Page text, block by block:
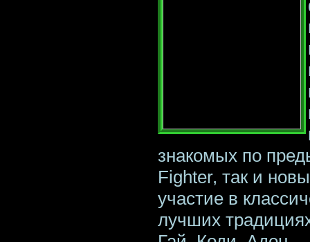
знакомых по
Fighter, так и
участие в
лучших